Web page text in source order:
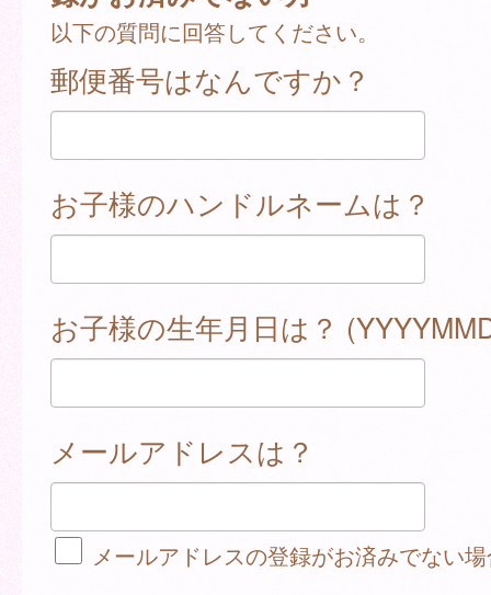
以下の質問に回答してください。
郵便番号はなんですか？
お子様のハンドルネームは？
お子様の生年月日は？
メールアドレスは？
メールアドレスの登録がお済みでない